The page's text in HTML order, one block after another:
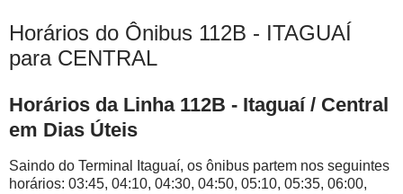
Horários do Ônibus 112B - ITAGUAÍ
para CENTRAL
Horários da Linha 112B - Itaguaí / Central
em Dias Úteis
Saindo do Terminal Itaguaí, os ônibus partem nos seguintes
horários: 03:45, 04:10, 04:30, 04:50, 05:10, 05:35, 06:00,